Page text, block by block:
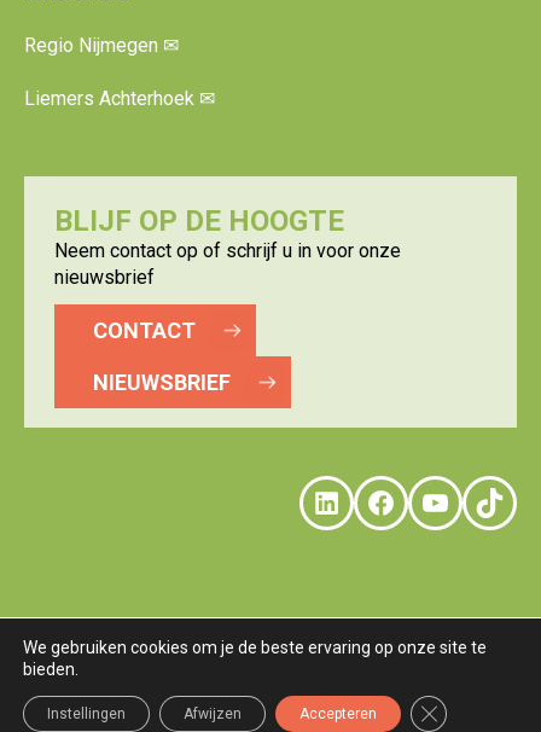
Regio Nijmegen ✉
Liemers Achterhoek ✉
BLIJF OP DE HOOGTE
Neem contact op of schrijf u in voor onze
nieuwsbrief
CONTACT
NIEUWSBRIEF
LinkedIn
Facebook
© LOGISTICS VALLEY
TERMS
We gebruiken cookies om je de beste ervaring op onze site te
bieden.
Accepteren
Afwijzen
Instellingen Sluit AVG/